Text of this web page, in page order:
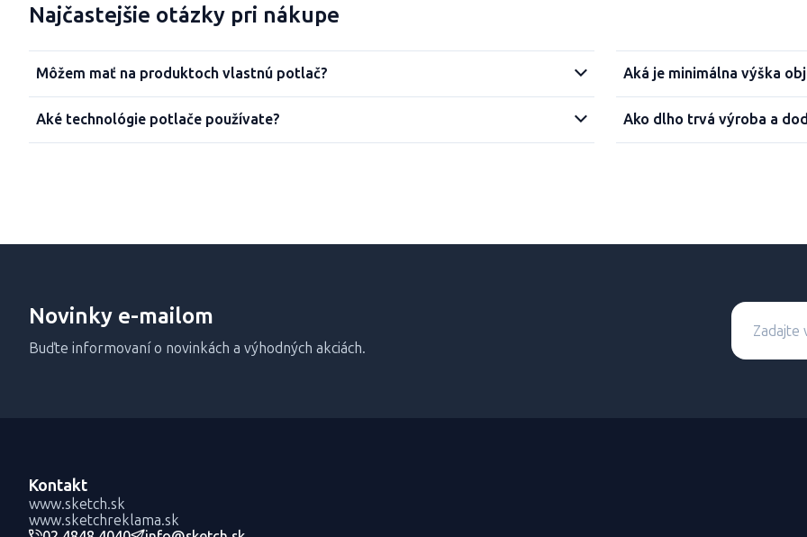
Najčastejšie otázky pri nákupe
Môžem mať na produktoch vlastnú potlač?
Aké technológie potlače používate?
Aká je minimálna výška
Ako dlho trvá výroba a
Novinky e-mailom
Buďte informovaní o novinkách a výhodných akciách.
Kontakt
www.sketch.sk
www.sketchreklama.sk